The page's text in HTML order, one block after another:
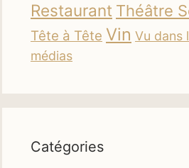
Restaurant Théâtre
Tête à Tête Vin Vu dans
médias
Catégories